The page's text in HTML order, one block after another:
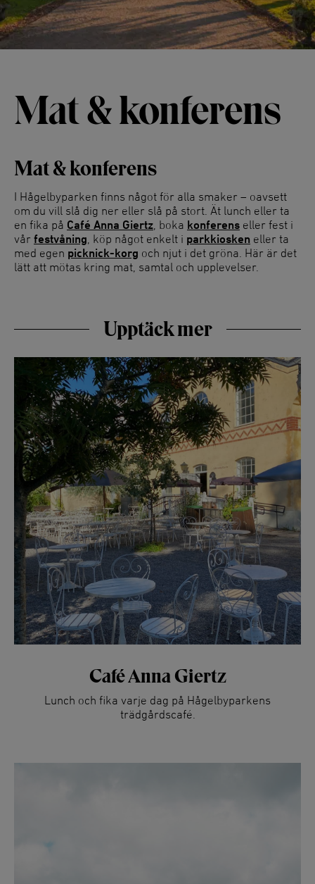
Mat & konferens
Mat & konferens
I Hågelbyparken finns något för alla smaker – oavsett
om du vill slå dig ner eller slå på stort. Ät lunch eller ta
en fika på Café Anna Giertz, boka konferens eller fest i
vår festvåning, köp något enkelt i parkkiosken eller ta
med egen picknick-korg och njut i det gröna. Här är det
lätt att mötas kring mat, samtal och upplevelser.
Upptäck mer
Café Anna Giertz
Lunch och fika varje dag på Hågelbyparkens
trädgårdscafé.